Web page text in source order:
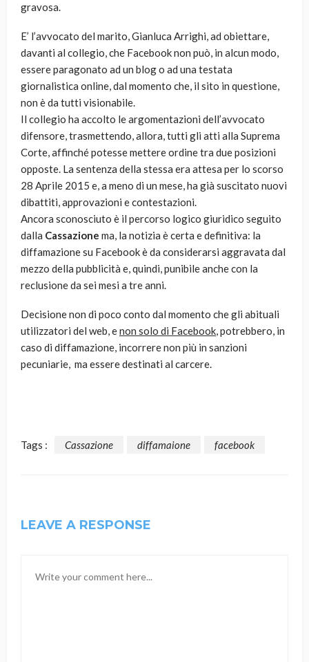
gravosa.
E’ l’avvocato del marito, Gianluca Arrighi, ad obiettare,
davanti al collegio, che Facebook non può, in alcun modo,
essere paragonato ad un blog o ad una testata
giornalistica online, dal momento che, il sito in questione,
non è da tutti visionabile.
Il collegio ha accolto le argomentazioni dell’avvocato
difensore, trasmettendo, allora, tutti gli atti alla Suprema
Corte, affinché potesse mettere ordine tra due posizioni
opposte. La sentenza della stessa era attesa per lo scorso
28 Aprile 2015 e, a meno di un mese, ha già suscitato nuovi
dibattiti, approvazioni e contestazioni.
Ancora sconosciuto è il percorso logico giuridico seguito
dalla Cassazione ma, la notizia è certa e definitiva: la
diffamazione su Facebook è da considerarsi aggravata dal
mezzo della pubblicità e, quindi, punibile anche con la
reclusione da sei mesi a tre anni.
Decisione non di poco conto dal momento che gli abituali
utilizzatori del web, enon solo di Facebook, potrebbero, in
caso di diffamazione, incorrere non più in sanzioni
pecuniarie, ma essere destinati al carcere.
Tags : Cassazione diffamaione facebook
LEAVE A RESPONSE